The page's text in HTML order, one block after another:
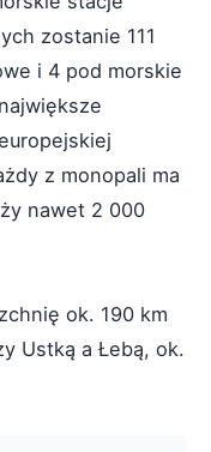
zostanie 111
i 4 pod morskie
z monopali ma
nawet 2 000
ok. 190 km
Ustką a Łebą, ok.